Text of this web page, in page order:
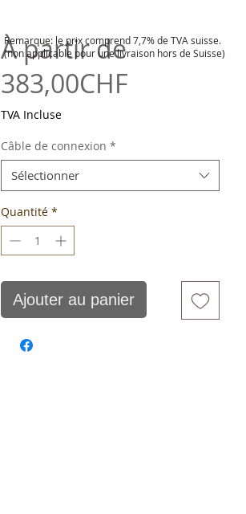
À partir de
383,00CHFPrix
TVA Incluse
Câble de connexion *
Sélectionner
Quantité *
Ajouter au panier
Remarque: le prix comprend 7,7% de TVA suisse.
(non applicable pour une livraison hors de Suisse)